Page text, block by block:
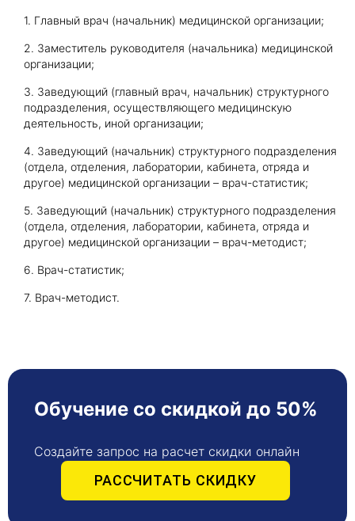
1. Главный врач (начальник) медицинской организации;
2. Заместитель руководителя (начальника) медицинской
организации;
3. Заведующий (главный врач, начальник) структурного
подразделения, осуществляющего медицинскую
деятельность, иной организации;
4. Заведующий (начальник) структурного подразделения
(отдела, отделения, лаборатории, кабинета, отряда и
другое) медицинской организации – врач-статистик;
5. Заведующий (начальник) структурного подразделения
(отдела, отделения, лаборатории, кабинета, отряда и
другое) медицинской организации – врач-методист;
6. Врач-статистик;
7. Врач-методист.
Обучение со скидкой до 50%
Создайте запрос на расчет скидки онлайн
РАССЧИТАТЬ СКИДКУ
данныхи e-mail рассылку
Даю согласие на